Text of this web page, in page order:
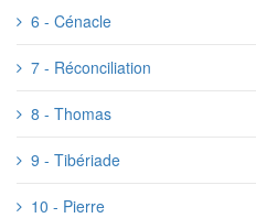
6 - Cénacle
7 - Réconciliation
8 - Thomas
9 - Tibériade
10 - Pierre